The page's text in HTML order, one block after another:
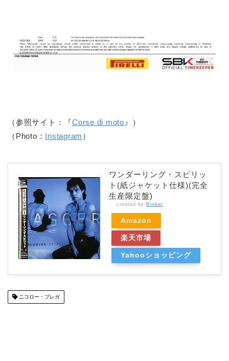
（参照サイト：『Corse di moto 』）
（Photo： Instagram ）
ワンダーリング・スピリッ
ト(紙ジャケット仕様)(完全
生産限定盤)
created by Rinker
Amazon
楽天市場
Yahooショッピング
ニコロー・ブレガ